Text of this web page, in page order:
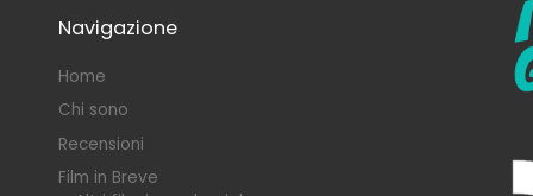
Navigazione
Home
Chi sono
Recensioni
Film in Breve